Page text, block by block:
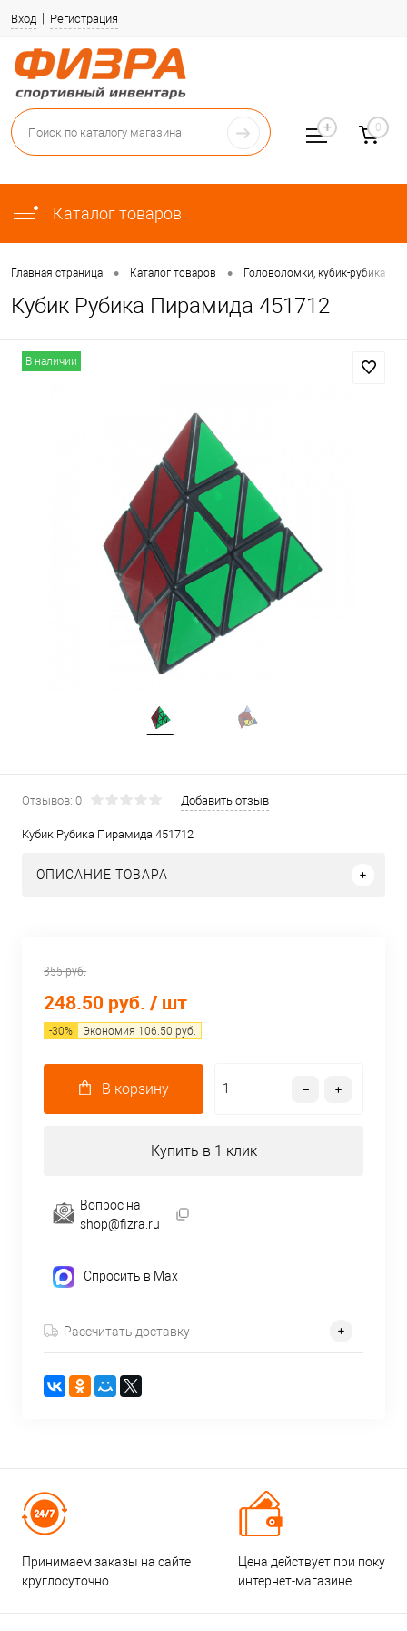
Вход Регистрация
Каталог товаров
0
Главная страница • Каталог товаров • Головоломки, кубик-рубика
Кубик Рубика Пирамида 451712
В наличии
Отзывов: 0 Добавить отзыв
Кубик Рубика Пирамида 451712
ОПИСАНИЕ ТОВАРА
355 руб.
248.50 руб. / шт
-30% Экономия 106.50 руб.
В корзину
Купить в 1 клик
Вопрос на
shop@fizra.ru
Спросить в Max
Рассчитать доставку
Принимаем заказы на сайте
круглосуточно
Цена действует при
интернет-магазине